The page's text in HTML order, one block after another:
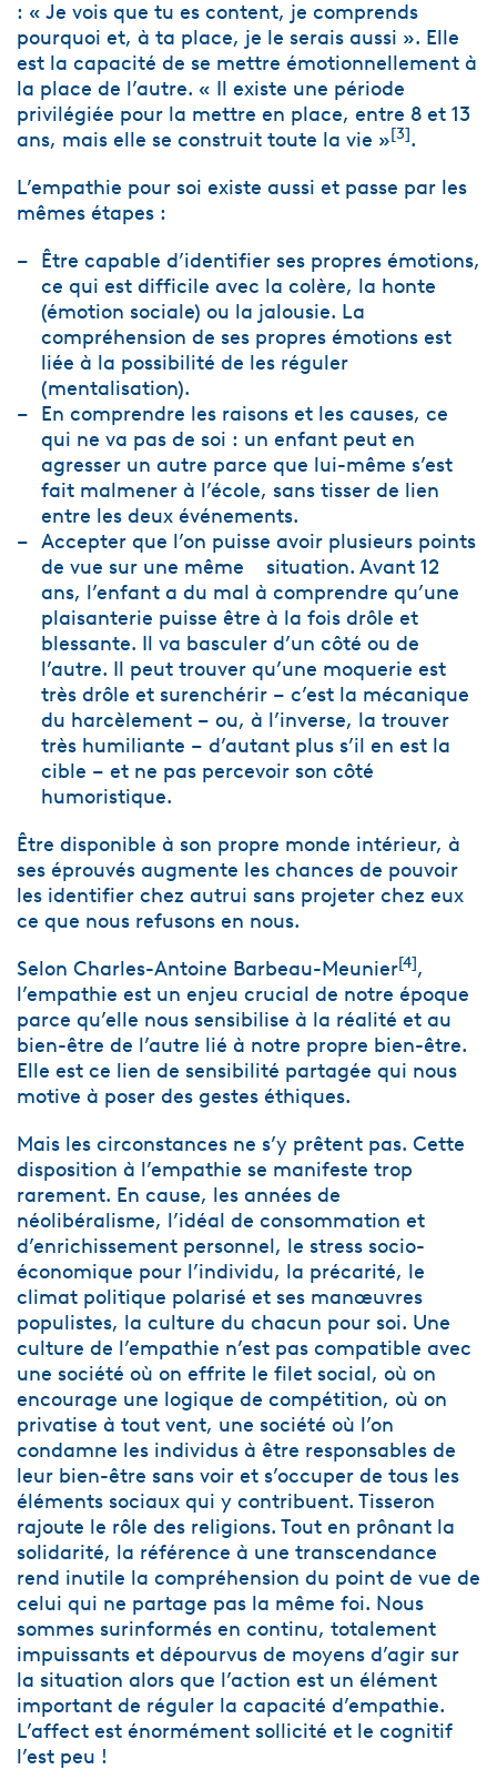
: « Je vois que tu es content, je comprends
pourquoi et, à ta place, je le serais aussi ». Elle
est la capacité de se mettre émotionnellement à
la place de l’autre. « Il existe une période
privilégiée pour la mettre en place, entre 8 et 13
ans, mais elle se construit toute la vie »[3].
L’empathie pour soi existe aussi et passe par les
mêmes étapes :
Être capable d’identifier ses propres émotions,
ce qui est difficile avec la colère, la honte
(émotion sociale) ou la jalousie. La
compréhension de ses propres émotions est
liée à la possibilité de les réguler
(mentalisation).
En comprendre les raisons et les causes, ce
qui ne va pas de soi : un enfant peut en
agresser un autre parce que lui-même s’est
fait malmener à l’école, sans tisser de lien
entre les deux événements.
Accepter que l’on puisse avoir plusieurs points
de vue sur une même situation. Avant 12
ans, l’enfant a du mal à comprendre qu’une
plaisanterie puisse être à la fois drôle et
blessante. Il va basculer d’un côté ou de
l’autre. Il peut trouver qu’une moquerie est
très drôle et surenchérir – c’est la mécanique
du harcèlement – ou, à l’inverse, la trouver
très humiliante – d’autant plus s’il en est la
cible – et ne pas percevoir son côté
humoristique.
Être disponible à son propre monde intérieur, à
ses éprouvés augmente les chances de pouvoir
les identifier chez autrui sans projeter chez eux
ce que nous refusons en nous.
Selon Charles-Antoine Barbeau-Meunier[4],
l’empathie est un enjeu crucial de notre époque
parce qu’elle nous sensibilise à la réalité et au
bien-être de l’autre lié à notre propre bien-être.
Elle est ce lien de sensibilité partagée qui nous
motive à poser des gestes éthiques.
Mais les circonstances ne s’y prêtent pas. Cette
disposition à l’empathie se manifeste trop
rarement. En cause, les années de
néolibéralisme, l’idéal de consommation et
d’enrichissement personnel, le stress socio-
économique pour l’individu, la précarité, le
climat politique polarisé et ses manœuvres
populistes, la culture du chacun pour soi. Une
culture de l’empathie n’est pas compatible avec
une société où on effrite le filet social, où on
encourage une logique de compétition, où on
privatise à tout vent, une société où l’on
condamne les individus à être responsables de
leur bien-être sans voir et s’occuper de tous les
éléments sociaux qui y contribuent. Tisseron
rajoute le rôle des religions. Tout en prônant la
solidarité, la référence à une transcendance
rend inutile la compréhension du point de vue de
celui qui ne partage pas la même foi. Nous
sommes surinformés en continu, totalement
impuissants et dépourvus de moyens d’agir sur
la situation alors que l’action est un élément
important de réguler la capacité d’empathie.
L’affect est énormément sollicité et le cognitif
l’est peu !